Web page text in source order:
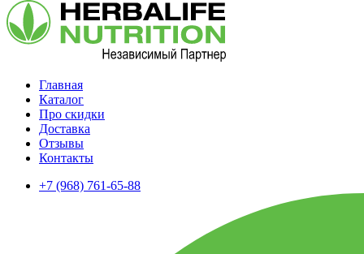
Главная
Каталог
Про скидки
Доставка
Отзывы
Контакты
+7 (968) 761-65-88